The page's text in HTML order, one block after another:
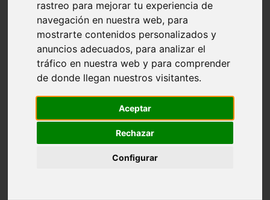
rastreo para mejorar tu experiencia de
navegación en nuestra web, para
mostrarte contenidos personalizados y
anuncios adecuados, para analizar el
tráfico en nuestra web y para comprender
de donde llegan nuestros visitantes.
Aceptar
Rechazar
Configurar
comportamiento
protagonistas
reptiles
abandono
adopci n
ferias
higiene
acuario
comercios
viajar